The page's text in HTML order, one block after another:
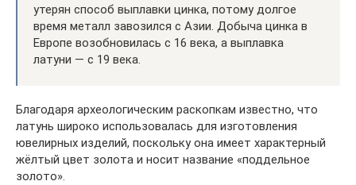
утерян способ выплавки цинка, потому долгое
время металл завозился с Азии. Добыча цинка в
Европе возобновилась с 16 века, а выплавка
латуни — с 19 века.
Благодаря археологическим раскопкам известно, что
латунь широко использовалась для изготовления
ювелирных изделий, поскольку она имеет характерный
жёлтый цвет золота и носит название «поддельное
золото».